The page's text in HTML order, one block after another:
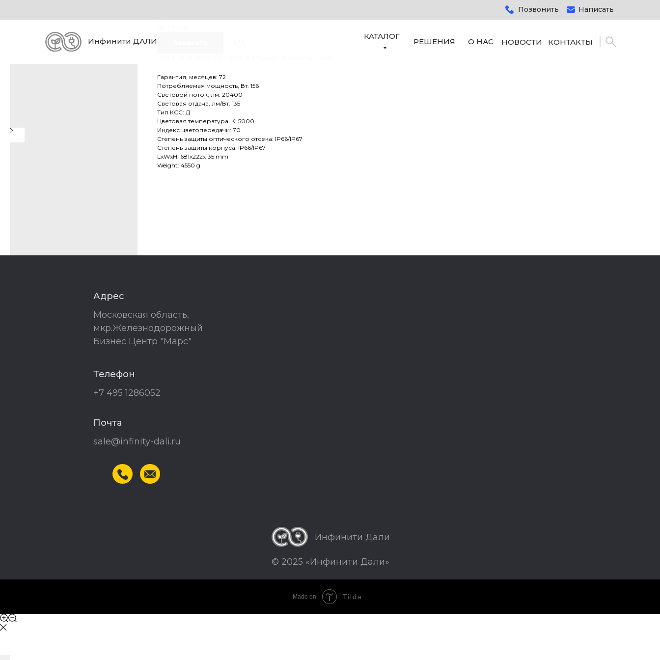
Позвонить
Инфинити ДАЛИ
Написать
КАТАЛОГ
РЕШЕНИЯ О НАС НОВОСТИ КОНТАКТЫ
ALB
Гарантия, месяцев: 72
Потребляемая мощность, Вт: 156
Световой поток, лм: 20400
Световая отдача, лм/Вт: 135
Тип КСС: Д
Цветовая температура, К: 5000
Индекс цветопередачи: 70
Степень защиты оптического отсека: IP66/IP67
Степень защиты корпуса: IP66/IP67
LxWxH: 681x222x135 mm
Weight: 4550 g
© 2025 «Инфинити Дали»
Адрес
Московская область,
мкр.Железнодорожный
Бизнес Центр "Марс"
Телефон
+7 495 1286052
Почта
sale@infinity-dali.ru
Инфинити Дали
Made on Tilda